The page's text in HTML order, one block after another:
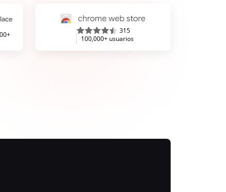
315
100,000+ usuarios